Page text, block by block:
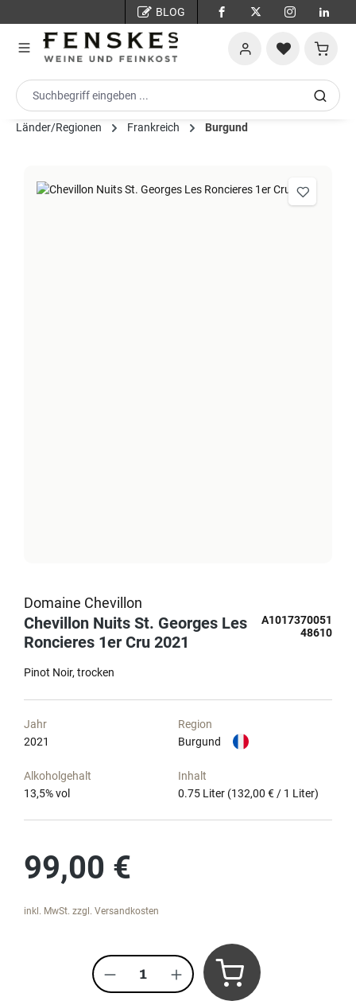
BLOG
Länder/Regionen Frankreich Burgund
Domaine Chevillon
Chevillon Nuits St. Georges Les
Roncieres 1er Cru 2021
A1017370051
48610
Pinot Noir trocken
Jahr
2021
Region
Burgund
Alkoholgehalt
13,5% vol
Inhalt
0.75 Liter (132,00 € / 1 Liter)
99,00 €
inkl. MwSt. zzgl. Versandkosten
Produkt Anzahl: Gib den